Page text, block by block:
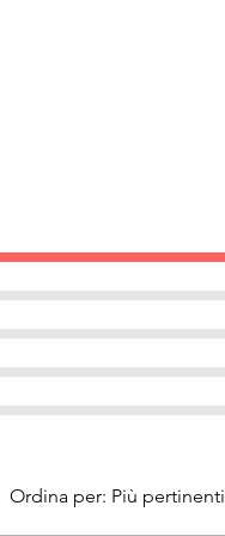
Ordina per: Più pertinenti